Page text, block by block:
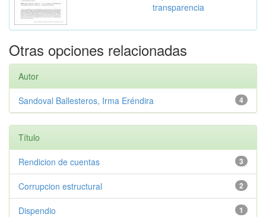
transparencia
Otras opciones relacionadas
Autor
4
Sandoval Ballesteros, Irma Eréndira
Título
3
Rendicion de cuentas
2
Corrupcion estructural
1
Dispendio